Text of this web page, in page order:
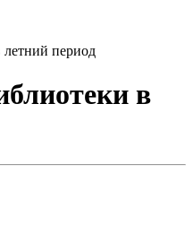
период
в